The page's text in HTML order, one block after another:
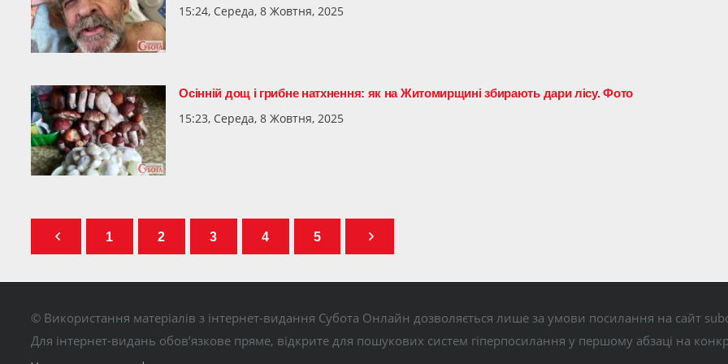
15:24, Середа, 8 Жовтня, 2025
Осінній дощ і грибне натхнення: як на Житомирщині збирають дари лісу. Фото
15:23, Середа, 8 Жовтня, 2025
1 2 3 4 5
© Використання матеріалів з інтернет-видання Субота Онлайн дозволяється лише за умови посилання на сайт
Для інтернет-видань обов’язкове пряме, відкрите для пошукових систем гіперпосилання у першому абзаці на